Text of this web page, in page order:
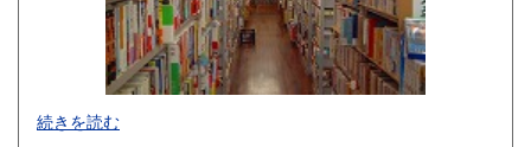
1,200円 鹿児島県
1,200円
続きを読む